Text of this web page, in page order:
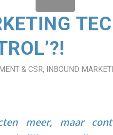
& CSR, INBOUND
meer, maar